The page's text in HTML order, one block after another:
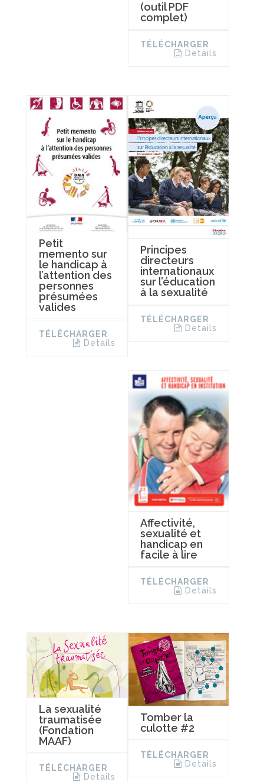
(outil PDF
complet)
TÉLÉCHARGER
Details
Petit
memento sur
le handicap à
l’attention des
personnes
présumées
valides
TÉLÉCHARGER
Details
Principes
directeurs
internationaux
sur l’éducation
à la sexualité
TÉLÉCHARGER
Details
Affectivité,
sexualité et
handicap en
facile à lire
TÉLÉCHARGER
Details
La sexualité
traumatisée
(Fondation
MAAF)
TÉLÉCHARGER
Details
Tomber la
culotte #2
TÉLÉCHARGER
Details